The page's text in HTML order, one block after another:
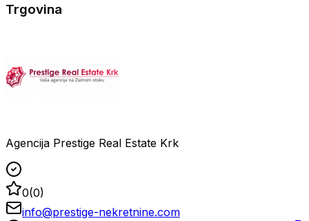
Trgovina
Agencija Prestige Real Estate Krk
0(0)
info@prestige-nekretnine.com